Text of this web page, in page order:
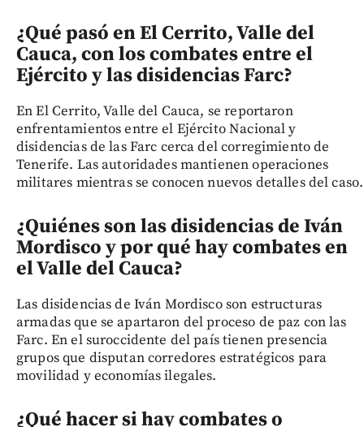
¿Qué pasó en El Cerrito, Valle del
Cauca, con los combates entre el
Ejército y las disidencias Farc?
En El Cerrito, Valle del Cauca, se reportaron
enfrentamientos entre el Ejército Nacional y
disidencias de las Farc cerca del corregimiento de
Tenerife. Las autoridades mantienen operaciones
militares mientras se conocen nuevos detalles del caso.
¿Quiénes son las disidencias de Iván
Mordisco y por qué hay combates en
el Valle del Cauca?
Las disidencias de Iván Mordisco son estructuras
armadas que se apartaron del proceso de paz con las
Farc. En el suroccidente del país tienen presencia
grupos que disputan corredores estratégicos para
movilidad y economías ilegales.
¿Qué hacer si hay combates o